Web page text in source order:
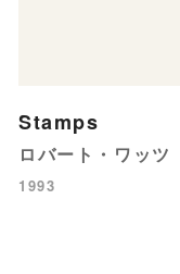
Stamps
ロバート・ワッツ
1993